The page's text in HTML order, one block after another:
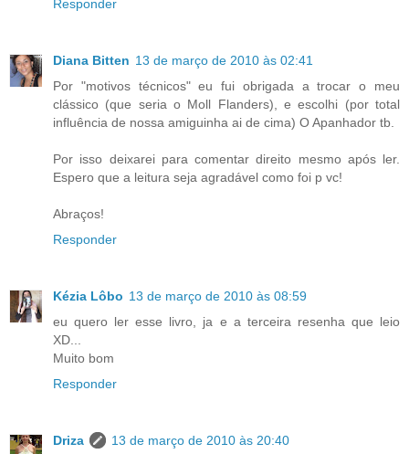
Responder
Diana Bitten 13 de março de 2010 às 02:41
Por "motivos técnicos" eu fui obrigada a trocar o meu
clássico (que seria o Moll Flanders), e escolhi (por total
influência de nossa amiguinha ai de cima) O Apanhador tb.
Por isso deixarei para comentar direito mesmo após ler.
Espero que a leitura seja agradável como foi p vc!
Abraços!
Responder
Kézia Lôbo 13 de março de 2010 às 08:59
eu quero ler esse livro, ja e a terceira resenha que leio
XD...
Muito bom
Responder
Driza 13 de março de 2010 às 20:40